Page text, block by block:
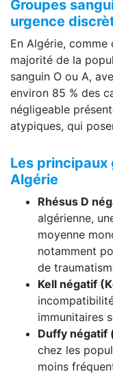
Groupes
urgence
En Algérie, comme
majorité de la
sanguin O ou A,
environ 85 % des
négligeable
atypiques, qui
Les principaux
Algérie
Rhésus D
algérienne,
moyenne
notamment
de
Kell négatif
immunitaires
Duffy négatif
chez les
moins